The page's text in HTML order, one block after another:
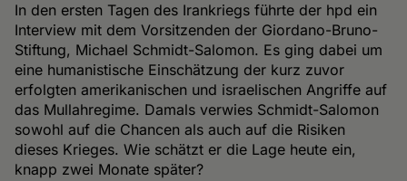
In den ersten Tagen des Irankriegs führte der hpd ein
Interview mit dem Vorsitzenden der Giordano-Bruno-
Stiftung, Michael Schmidt-Salomon. Es ging dabei um
eine humanistische Einschätzung der kurz zuvor
erfolgten amerikanischen und israelischen Angriffe auf
das Mullahregime. Damals verwies Schmidt-Salomon
sowohl auf die Chancen als auch auf die Risiken
dieses Krieges. Wie schätzt er die Lage heute ein,
knapp zwei Monate später?